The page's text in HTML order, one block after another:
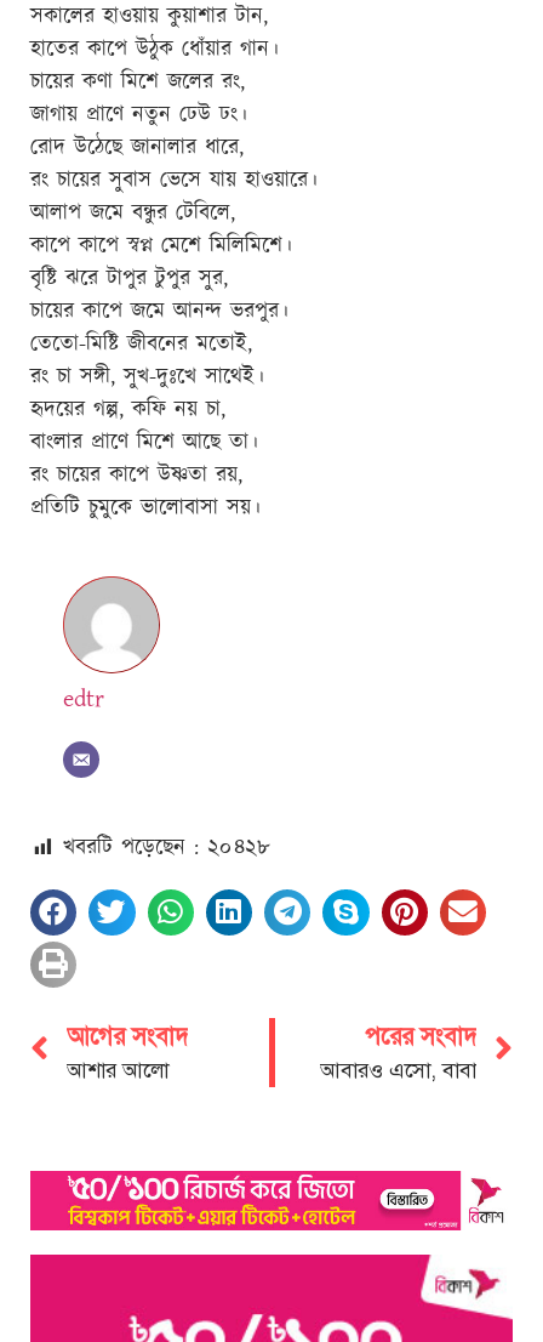
সকালের হাওয়ায় কুয়াশার টান,
হাতের কাপে উঠুক ধোঁয়ার গান।
চায়ের কণা মিশে জলের রং,
জাগায় প্রাণে নতুন ঢেউ ঢং।
রোদ উঠেছে জানালার ধারে,
রং চায়ের সুবাস ভেসে যায় হাওয়ারে।
আলাপ জমে বন্ধুর টেবিলে,
কাপে কাপে স্বপ্ন মেশে মিলিমিশে।
বৃষ্টি ঝরে টাপুর টুপুর সুর,
চায়ের কাপে জমে আনন্দ ভরপুর।
তেতো-মিষ্টি জীবনের মতোই,
রং চা সঙ্গী, সুখ-দুঃখে সাথেই।
হৃদয়ের গল্প, কফি নয় চা,
বাংলার প্রাণে মিশে আছে তা।
রং চায়ের কাপে উষ্ণতা রয়,
প্রতিটি চুমুকে ভালোবাসা সয়।
edtr
খবরটি পড়েছেন : ২০৪২৮
আগের সংবাদ
আশার আলো
পরের সংবাদ
আবারও এসো, বাবা